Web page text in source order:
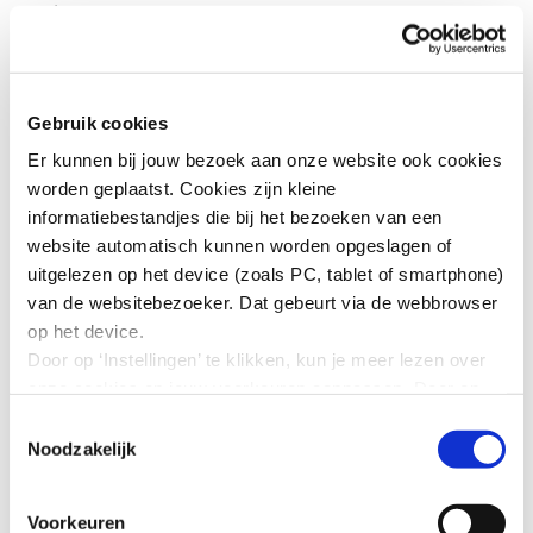
Gebruik cookies
Er kunnen bij jouw bezoek aan onze website ook cookies
worden geplaatst. Cookies zijn kleine
informatiebestandjes die bij het bezoeken van een
website automatisch kunnen worden opgeslagen of
uitgelezen op het device (zoals PC, tablet of smartphone)
van de websitebezoeker. Dat gebeurt via de webbrowser
op het device.
Door op ‘Instellingen’ te klikken, kun je meer lezen over
alle cookies zoals omschreven in onze cookieverklaring
in deze cookiebanner. Door op ‘Alleen noodzakelijke
Noodzakelijk
Voorkeuren
de andere, of worden niet alle veiligheidsvoorschriften
goed nageleefd. Daarmee ontstaan risico’s op
Download:
Verkenning Diversiteit arbeidsrelaties en
arbeidsomstandigheden (1693 kb)
Infographic: Verschillen in
arbeidsomstandigheden tussen vast, flex en
zzp (4288 kb)